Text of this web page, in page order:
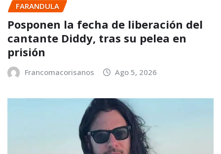
FARANDULA
Posponen la fecha de liberación del
cantante Diddy, tras su pelea en
prisión
Francomacorisanos Ago 5, 2026